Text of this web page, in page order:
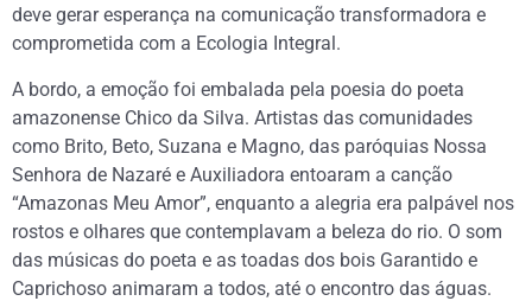
deve gerar esperança na comunicação transformadora e
comprometida com a Ecologia Integral.
A bordo, a emoção foi embalada pela poesia do poeta
amazonense Chico da Silva. Artistas das comunidades
como Brito, Beto, Suzana e Magno, das paróquias Nossa
Senhora de Nazaré e Auxiliadora entoaram a canção
“Amazonas Meu Amor”, enquanto a alegria era palpável nos
rostos e olhares que contemplavam a beleza do rio. O som
das músicas do poeta e as toadas dos bois Garantido e
Caprichoso animaram a todos, até o encontro das águas.